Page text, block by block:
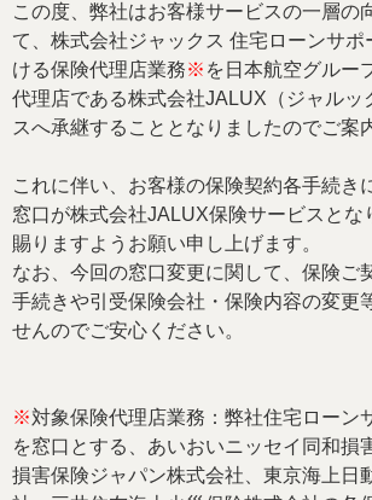
この度、弊社はお客様サービスの一層の
て、株式会社ジャックス 住宅ローンサポ
ける保険代理店業務※ を日本航空グルー
代理店である株式会社JALUX（ジャルッ
スへ承継することとなりましたのでご案
これに伴い、お客様の保険契約各手続き
窓口が株式会社JALUX保険サービスとな
賜りますようお願い申し上げます。
なお、今回の窓口変更に関して、保険ご
手続きや引受保険会社・保険内容の変更
せんのでご安心ください。
※対象保険代理店業務：弊社住宅ローン
を窓口とする、あいおいニッセイ同和損
損害保険ジャパン株式会社、東京海上日